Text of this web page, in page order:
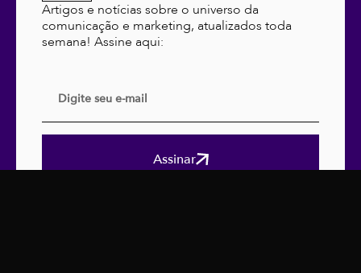
Artigos e notícias sobre o universo da
comunicação e marketing, atualizados toda
semana! Assine aqui:
Assinar